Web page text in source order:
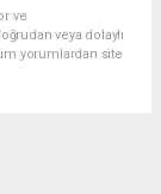
ve
veya dolaylı
yorumlardan site